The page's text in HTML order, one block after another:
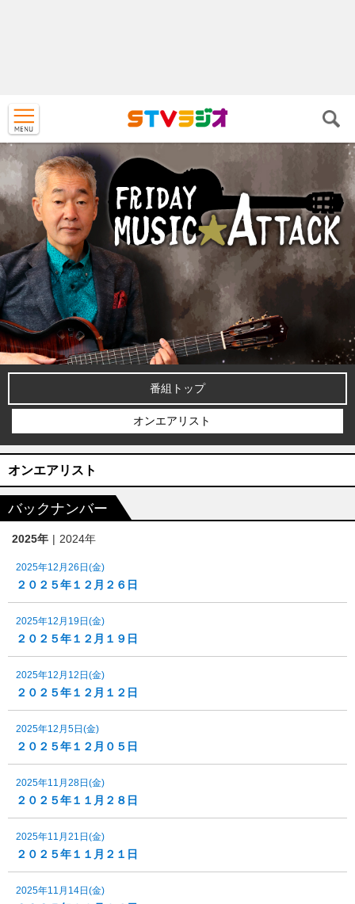
番組トップ
オンエアリスト
オンエアリスト
バックナンバー
2025年 2024年
2025年12月26日(金)
２０２５年１２月２６日
2025年12月19日(金)
２０２５年１２月１９日
2025年12月12日(金)
２０２５年１２月１２日
2025年12月5日(金)
２０２５年１２月０５日
2025年11月28日(金)
２０２５年１１月２８日
2025年11月21日(金)
２０２５年１１月２１日
2025年11月14日(金)